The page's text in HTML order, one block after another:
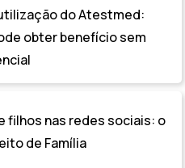
do Atestmed:
obter benefício sem
filhos nas redes sociais: o
de Família